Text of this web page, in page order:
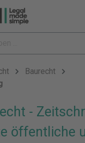
Baurecht
-
öffentliche